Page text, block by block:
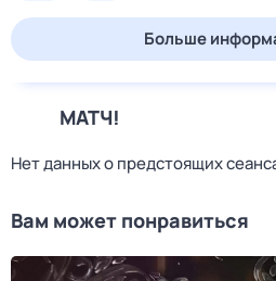
Больше
МАТЧ!
Нет данных о предстоящих
Вам может понравиться